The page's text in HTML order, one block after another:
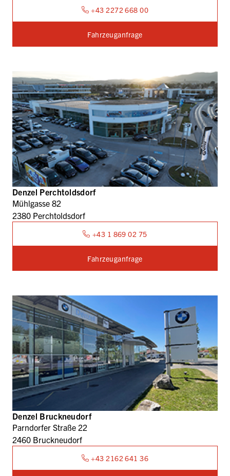
+43 2272 668 00
Fahrzeuganfrage
Denzel Perchtoldsdorf
Mühlgasse 82
2380 Perchtoldsdorf
+43 1 869 02 75
Fahrzeuganfrage
Denzel Bruckneudorf
Parndorfer Straße 22
2460 Bruckneudorf
+43 2162 641 36